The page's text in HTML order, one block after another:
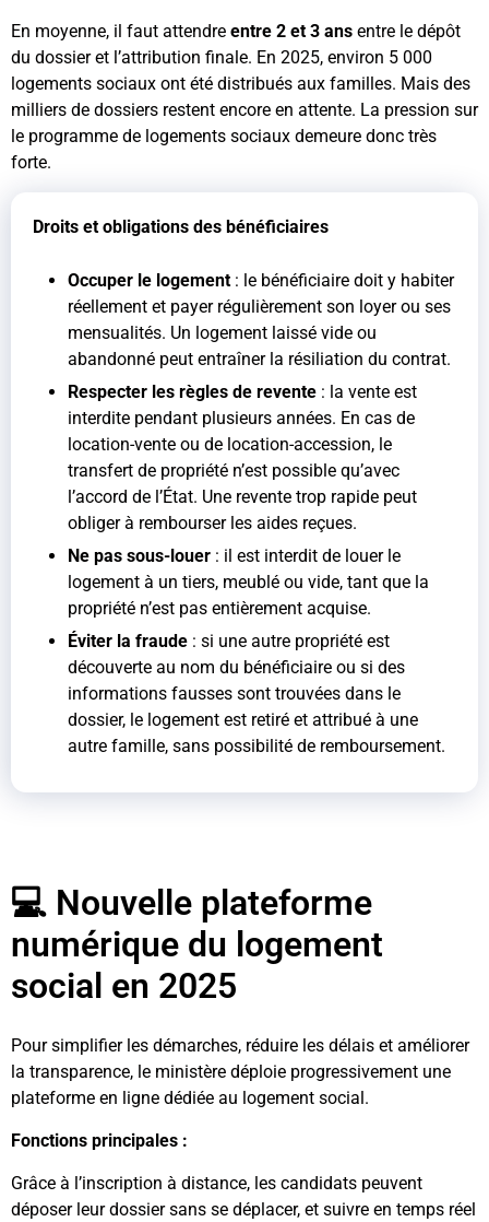
En moyenne, il faut attendre entre 2 et 3 ans entre le dépôt
du dossier et l’attribution finale. En 2025, environ 5 000
logements sociaux ont été distribués aux familles. Mais des
milliers de dossiers restent encore en attente. La pression sur
le programme de logements sociaux demeure donc très
forte.
Droits et obligations des bénéficiaires
Occuper le logement : le bénéficiaire doit y habiter
réellement et payer régulièrement son loyer ou ses
mensualités. Un logement laissé vide ou
abandonné peut entraîner la résiliation du contrat.
Respecter les règles de revente : la vente est
interdite pendant plusieurs années. En cas de
location-vente ou de location-accession, le
transfert de propriété n’est possible qu’avec
l’accord de l’État. Une revente trop rapide peut
obliger à rembourser les aides reçues.
Ne pas sous-louer : il est interdit de louer le
logement à un tiers, meublé ou vide, tant que la
propriété n’est pas entièrement acquise.
Éviter la fraude : si une autre propriété est
découverte au nom du bénéficiaire ou si des
informations fausses sont trouvées dans le
dossier, le logement est retiré et attribué à une
autre famille, sans possibilité de remboursement.
💻 Nouvelle plateforme
numérique du logement
social en 2025
Pour simplifier les démarches, réduire les délais et améliorer
la transparence, le ministère déploie progressivement une
plateforme en ligne dédiée au logement social.
Fonctions principales :
Grâce à l’inscription à distance, les candidats peuvent
déposer leur dossier sans se déplacer, et suivre en temps réel